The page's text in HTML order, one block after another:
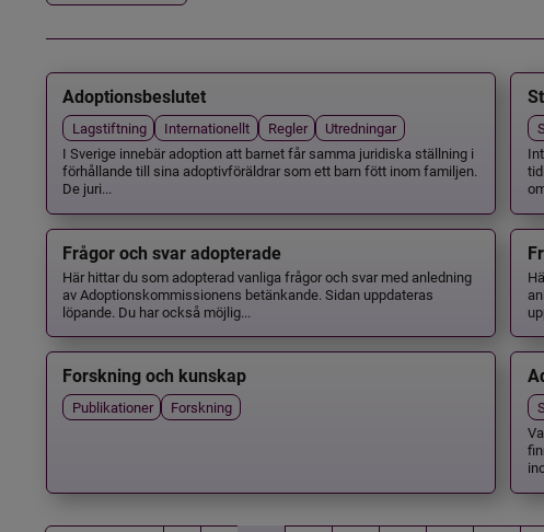
Adoptionsbeslutet
Lagstiftning Internationellt Regler
Utredningar
I Sverige innebär adoption att barnet får samma juridiska ställning i
förhållande till sina adoptivföräldrar som ett barn fött inom familjen.
De juri...
Frågor och svar adopterade
Här hittar du som adopterad vanliga frågor och svar med anledning
av Adoptionskommissionens betänkande. Sidan uppdateras
löpande. Du har också möjlig...
Forskning och kunskap
Publikationer Forskning